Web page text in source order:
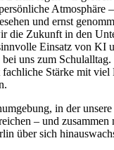
Atmosphäre
und ernst
die Zukunft in den
Einsatz von KI
uns zum Schulalltag.
Stärke mit
in der
– und zusammen
über sich